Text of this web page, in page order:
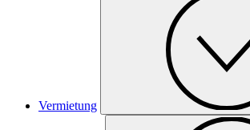
Vermietung